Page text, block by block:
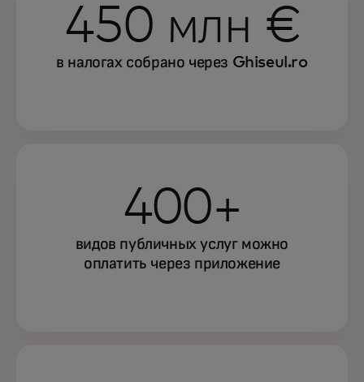
450 млн €
в налогах собрано через Ghiseul.ro
400+
видов публичных услуг можно
оплатить через приложение